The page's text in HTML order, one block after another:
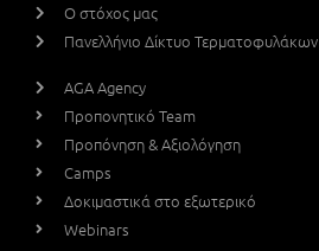
Ο στόχος μας
Πανελλήνιο Δίκτυο Τερματοφυλάκων
AGA Agency
Προπονητικό Team
Προπόνηση & Αξιολόγηση
Camps
Δοκιμαστικά στο εξωτερικό
Webinars